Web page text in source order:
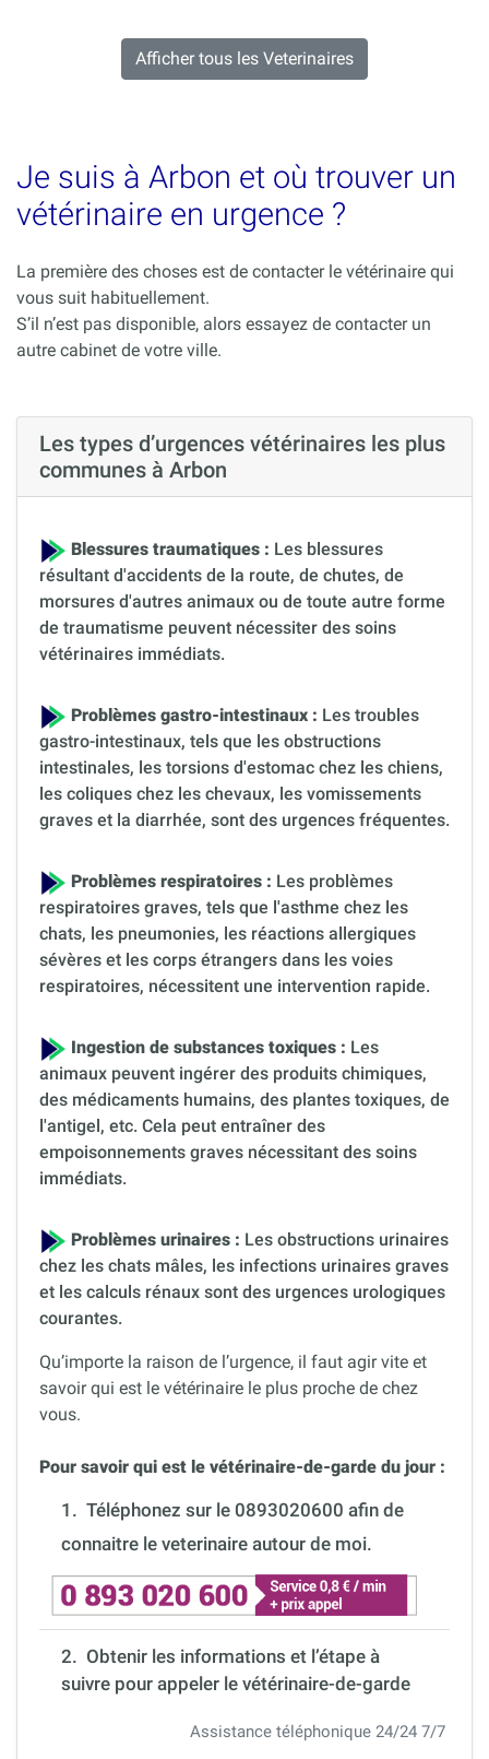
Afficher tous les Veterinaires
Je suis à Arbon et où trouver un
vétérinaire en urgence ?
La première des choses est de contacter le vétérinaire qui
vous suit habituellement.
S’il n’est pas disponible, alors essayez de contacter un
autre cabinet de votre ville.
Les types d’urgences vétérinaires les plus
communes à Arbon
Blessures traumatiques : Les blessures
résultant d'accidents de la route, de chutes, de
morsures d'autres animaux ou de toute autre forme
de traumatisme peuvent nécessiter des soins
vétérinaires immédiats.
Problèmes gastro-intestinaux : Les troubles
gastro-intestinaux, tels que les obstructions
intestinales, les torsions d'estomac chez les chiens,
les coliques chez les chevaux, les vomissements
graves et la diarrhée, sont des urgences fréquentes.
Problèmes respiratoires : Les problèmes
respiratoires graves, tels que l'asthme chez les
chats, les pneumonies, les réactions allergiques
sévères et les corps étrangers dans les voies
respiratoires, nécessitent une intervention rapide.
Ingestion de substances toxiques : Les
animaux peuvent ingérer des produits chimiques,
des médicaments humains, des plantes toxiques, de
l'antigel, etc. Cela peut entraîner des
empoisonnements graves nécessitant des soins
immédiats.
Problèmes urinaires : Les obstructions urinaires
chez les chats mâles, les infections urinaires graves
et les calculs rénaux sont des urgences urologiques
courantes.
Qu’importe la raison de l’urgence, il faut agir vite et
savoir qui est le vétérinaire le plus proche de chez
vous.
Pour savoir qui est le vétérinaire-de-garde du jour :
1. Téléphonez sur le 0893020600 afin de
connaitre le veterinaire autour de moi.
2. Obtenir les informations et l’étape à
suivre pour appeler le vétérinaire-de-garde
Assistance téléphonique 24/24 7/7